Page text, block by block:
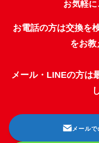
お気軽に
お電話の方は交換を
をお
メール・LINEの方は
メール